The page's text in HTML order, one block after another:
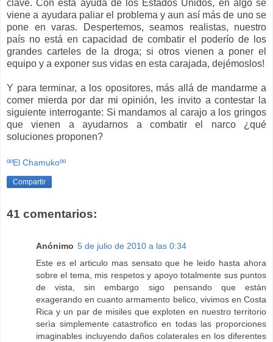
clave. Con esta ayuda de los Estados Unidos, en algo se
viene a ayudara paliar el problema y aun así más de uno se
pone en varas. Despertemos, seamos realistas, nuestro
país no está en capacidad de combatir el poderío de los
grandes carteles de la droga; si otros vienen a poner el
equipo y a exponer sus vidas en esta carajada, dejémoslos!
Y para terminar, a los opositores, más allá de mandarme a
comer mierda por dar mi opinión, les invito a contestar la
siguiente interrogante: Si mandamos al carajo a los gringos
que vienen a ayudarnos a combatir el narco ¿qué
soluciones proponen?
ººEl Chamukoºº
Compartir
41 comentarios:
Anónimo 5 de julio de 2010 a las 0:34
Este es el articulo mas sensato que he leido hasta ahora
sobre el tema, mis respetos y apoyo totalmente sus puntos
de vista, sin embargo sigo pensando que estàn
exagerando en cuanto armamento belico, vivimos en Costa
Rica y un par de misiles que exploten en nuestro territorio
serìa simplemente catastrofico en todas las proporciones
imaginables incluyendo daños colaterales en los diferentes